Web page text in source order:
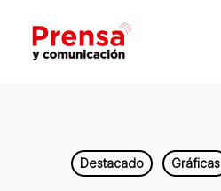
main
Destacado Gráficas